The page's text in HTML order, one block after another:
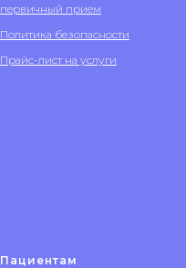
первичный прием
Политика безопасности
Прайс-лист на услуги
Пациентам